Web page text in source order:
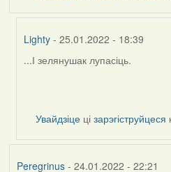
Lighty - 25.01.2022 - 18:39
In
Peregrinus
...І зелянушак лупасіць.
Увайдзіце цізарэгіструйцеся
Peregrinus- 24.01.2022 - 22:21